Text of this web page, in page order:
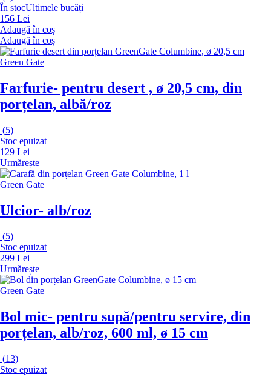
În stocUltimele bucăți
156 Lei
Adaugă în coș
Adaugă în coș
Green Gate
Farfurie- pentru desert , ø 20,5 cm, din
porțelan, albă/roz
(5)
Stoc epuizat
129 Lei
Urmărește
Green Gate
Ulcior- alb/roz
(5)
Stoc epuizat
299 Lei
Urmărește
Green Gate
Bol mic- pentru supă/pentru servire, din
porțelan, alb/roz, 600 ml, ø 15 cm
(13)
Stoc epuizat